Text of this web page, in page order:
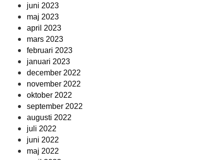
juni 2023
maj 2023
april 2023
mars 2023
februari 2023
januari 2023
december 2022
november 2022
oktober 2022
september 2022
augusti 2022
juli 2022
juni 2022
maj 2022